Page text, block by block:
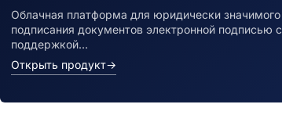
Облачная платформа для юридически значимого
подписания документов электронной подписью с
поддержкой…
Открыть продукт→